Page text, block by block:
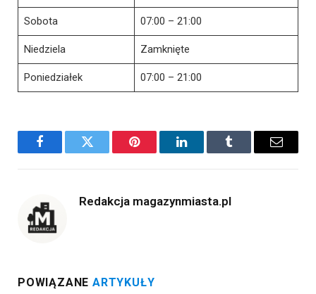
Sobota 07:00 – 21:00
Niedziela Zamknięte
Poniedziałek 07:00 – 21:00
FacebookTwitter Pinterest LinkedInTumblr Email
Redakcja magazynmiasta.pl
POWIĄZANE ARTYKUŁY